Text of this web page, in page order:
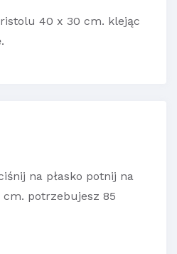
40 x 30 cm. klejąc
na płasko potnij na
cm. potrzebujesz 85